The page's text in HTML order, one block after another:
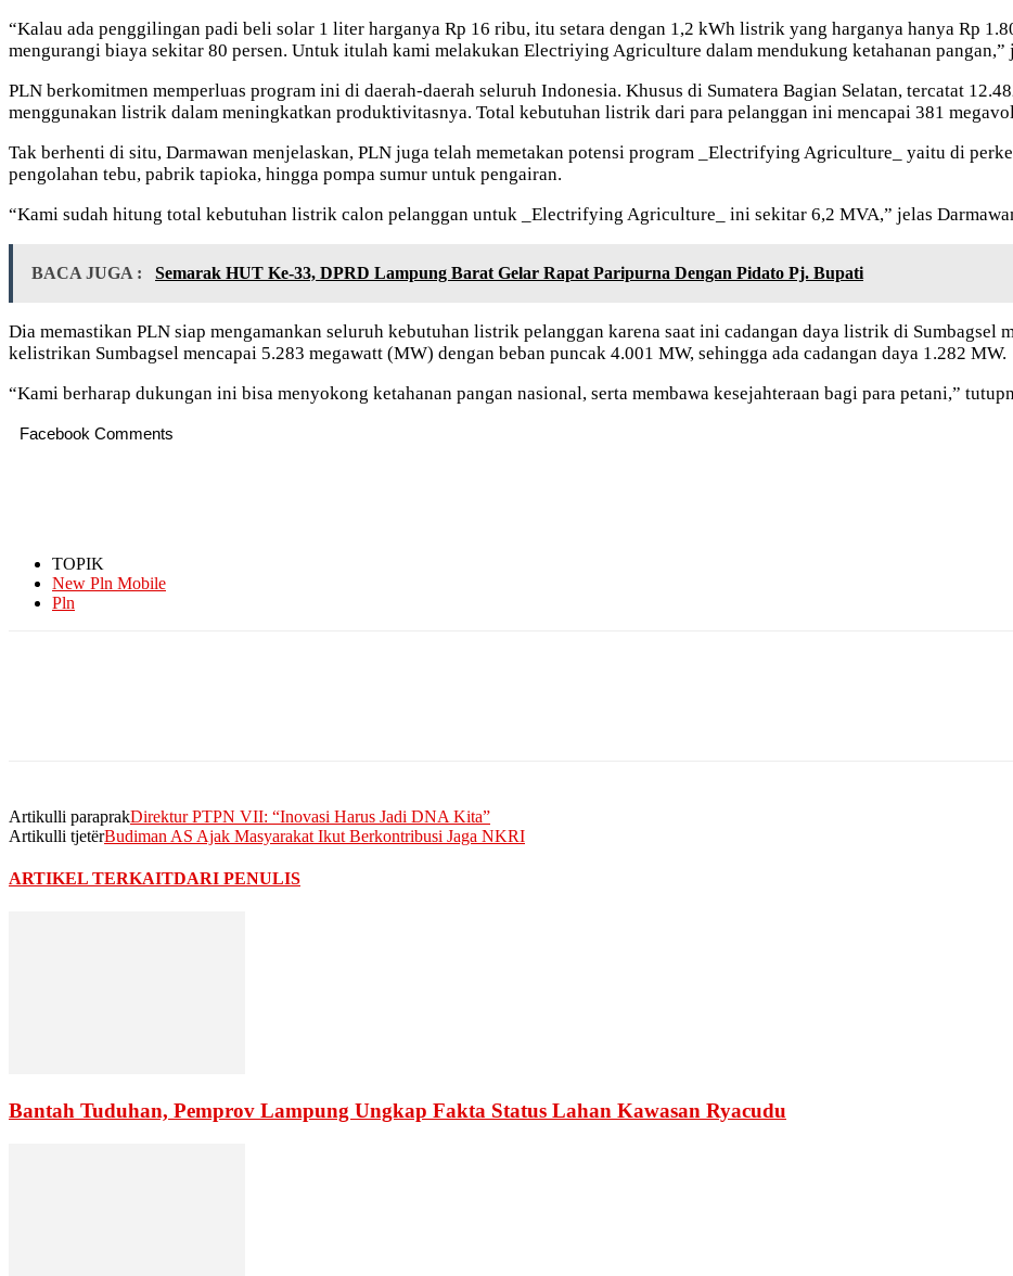
“Kalau ada penggilingan padi beli solar 1 liter harganya Rp 16 ribu, itu setara dengan 1,2 kWh listrik yang harganya hanya Rp
mengurangi biaya sekitar 80 persen. Untuk itulah kami melakukan Electriying Agriculture dalam mendukung ketahanan pangan,”
PLN berkomitmen memperluas program ini di daerah-daerah seluruh Indonesia. Khusus di Sumatera Bagian Selatan, tercatat
menggunakan listrik dalam meningkatkan produktivitasnya. Total kebutuhan listrik dari para pelanggan ini mencapai 381
Tak berhenti di situ, Darmawan menjelaskan, PLN juga telah memetakan potensi program _Electrifying Agriculture_ yaitu di
pengolahan tebu, pabrik tapioka, hingga pompa sumur untuk pengairan.
“Kami sudah hitung total kebutuhan listrik calon pelanggan untuk _Electrifying Agriculture_ ini sekitar 6,2 MVA,” jelas
BACA JUGA : Semarak HUT Ke-33, DPRD Lampung Barat Gelar Rapat Paripurna Dengan Pidato Pj. Bupati
Dia memastikan PLN siap mengamankan seluruh kebutuhan listrik pelanggan karena saat ini cadangan daya listrik di Sumbagsel
kelistrikan Sumbagsel mencapai 5.283 megawatt (MW) dengan beban puncak 4.001 MW, sehingga ada cadangan daya 1.282 MW.
“Kami berharap dukungan ini bisa menyokong ketahanan pangan nasional, serta membawa kesejahteraan bagi para petani,”
Facebook Comments
TOPIK
New Pln Mobile
Pln
Artikulli paraprakDirektur PTPN VII: “Inovasi Harus Jadi DNA Kita”
Artikulli tjetërBudiman AS Ajak Masyarakat Ikut Berkontribusi Jaga NKRI
ARTIKEL TERKAITDARI PENULIS
Bantah Tuduhan, Pemprov Lampung Ungkap Fakta Status Lahan Kawasan Ryacudu